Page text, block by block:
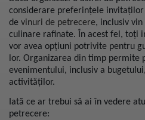
considerare preferințele
de vinuri de petrecere, inclusiv vin
culinare rafinate. În acest fel, toți
vor avea opțiuni potrivite pentru
lor. Organizarea din timp permite
evenimentului, inclusiv a
activităților.
Iată ce ar trebui să ai în vedere
petrecere: